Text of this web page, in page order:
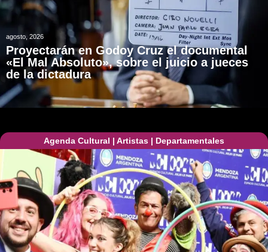
agosto, 2026
Proyectarán en Godoy Cruz el documental
«El Mal Absoluto», sobre el juicio a jueces
de la dictadura
Agenda Cultural | Artistas | Departamentales